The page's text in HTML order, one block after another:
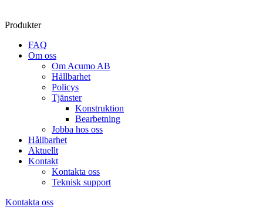
Produkter
FAQ
Om oss
Om Acumo AB
Hållbarhet
Policys
Tjänster
Konstruktion
Bearbetning
Jobba hos oss
Hållbarhet
Aktuellt
Kontakt
Kontakta oss
Teknisk support
Kontakta oss